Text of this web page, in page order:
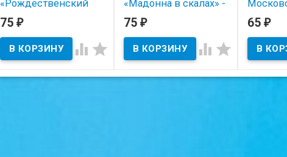
«Рождественский
вертеп» - мастер из
Аджман.
75 ₽
 
«Мадонна в скалах» -
Леонардо да Винчи.
75 ₽
 
1972
В
65 ₽